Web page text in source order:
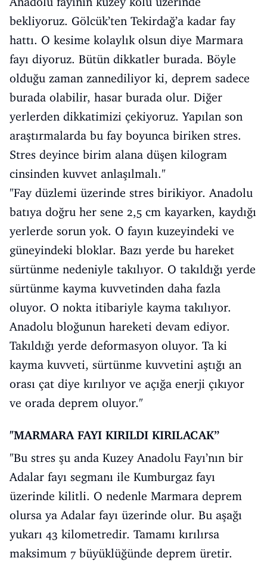
bekliyoruz. Gölcük’ten Tekirdağ’a kadar fay
hattı. O kesime kolaylık olsun diye Marmara
fayı diyoruz. Bütün dikkatler burada. Böyle
olduğu zaman zannediliyor ki, deprem sadece
burada olabilir, hasar burada olur. Diğer
yerlerden dikkatimizi çekiyoruz. Yapılan son
araştırmalarda bu fay boyunca biriken stres.
Stres deyince birim alana düşen kilogram
cinsinden kuvvet anlaşılmalı."
"Fay düzlemi üzerinde stres birikiyor. Anadolu
batıya doğru her sene 2,5 cm kayarken, kaydığı
yerlerde sorun yok. O fayın kuzeyindeki ve
güneyindeki bloklar. Bazı yerde bu hareket
sürtünme nedeniyle takılıyor. O takıldığı yerde
sürtünme kayma kuvvetinden daha fazla
oluyor. O nokta itibariyle kayma takılıyor.
Anadolu bloğunun hareketi devam ediyor.
Takıldığı yerde deformasyon oluyor. Ta ki
kayma kuvveti, sürtünme kuvvetini aştığı an
orası çat diye kırılıyor ve açığa enerji çıkıyor
ve orada deprem oluyor."
"MARMARA FAYI KIRILDI KIRILACAK”
"Bu stres şu anda Kuzey Anadolu Fayı’nın bir
Adalar fayı segmanı ile Kumburgaz fayı
üzerinde kilitli. O nedenle Marmara deprem
olursa ya Adalar fayı üzerinde olur. Bu aşağı
yukarı 43 kilometredir. Tamamı kırılırsa
maksimum 7 büyüklüğünde deprem üretir.